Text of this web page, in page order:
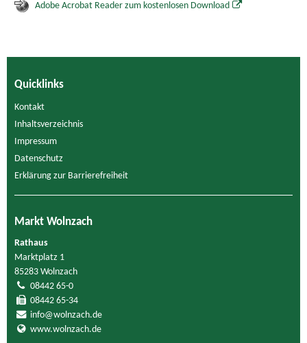
Adobe Acrobat Reader zum kostenlosen Download
Quicklinks
Kontakt
Inhaltsverzeichnis
Impressum
Datenschutz
Erklärung zur Barrierefreiheit
Markt Wolnzach
Rathaus
Marktplatz 1
85283 Wolnzach
08442 65-0
08442 65-34
info@wolnzach.de
www.wolnzach.de